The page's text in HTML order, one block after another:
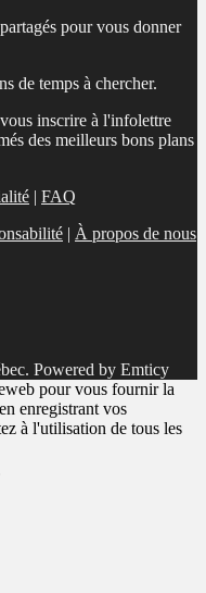
pour vous donner
de temps à chercher.
inscrire à l'infolettre
des meilleurs bons plans
| FAQ
| À propos de nous
Powered by Emticy
pour vous fournir la
enregistrant vos
à l'utilisation de tous les